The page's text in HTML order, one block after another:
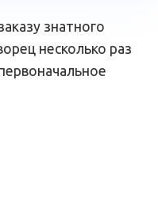
знатного
несколько раз